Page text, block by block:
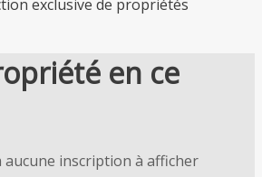
exclusive de propriétés
en ce
aucune inscription à afficher